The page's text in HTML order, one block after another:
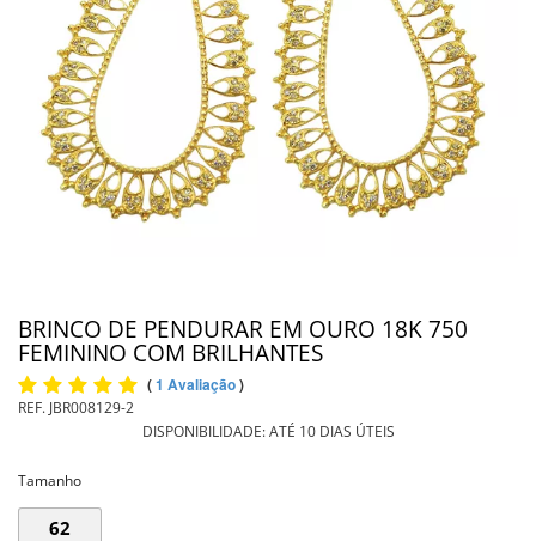
PIERCING
PINGENTE DE OURO
PULSEIRAS
INFORMAÇÕES
BRINCO DE PENDURAR EM OURO 18K 750
FEMININO COM BRILHANTES
(1 Avaliação)
REF. JBR008129-2
DISPONIBILIDADE:ATÉ 10 DIAS ÚTEIS
Tamanho
62